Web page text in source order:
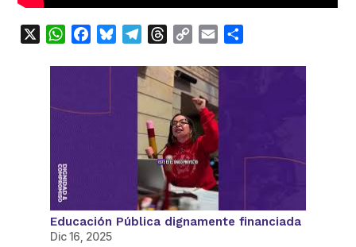
WhatsApp
FacebookBlueskyTelegramThreads
Copy Email
Educación Pública dignamente financiada
Dic 16, 2025